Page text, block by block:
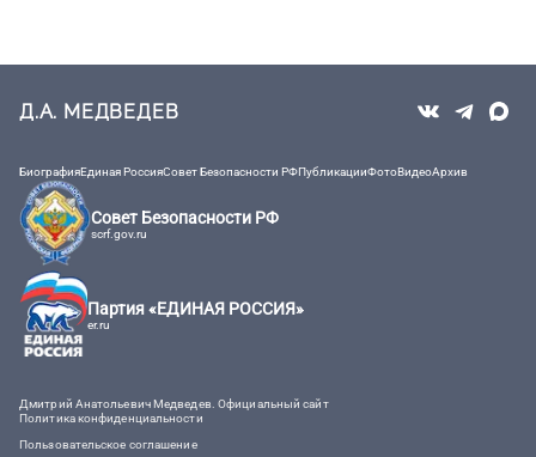
Д.А. МЕДВЕДЕВ
БиографияЕдиная РоссияСовет Безопасности РФПубликацииФотоВидеоАрхив
Совет Безопасности РФ
scrf.gov.ru
Партия «ЕДИНАЯ РОССИЯ»
er.ru
Дмитрий Анатольевич Медведев. Официальный сайт
Политика конфиденциальности
Пользовательское соглашение